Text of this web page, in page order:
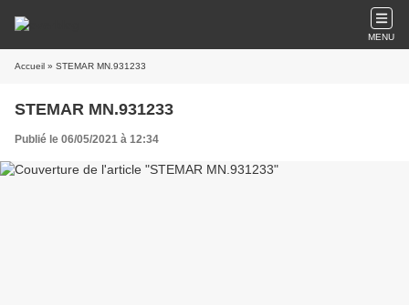
MENU
Accueil » STEMAR MN.931233
STEMAR MN.931233
Publié le 06/05/2021 à 12:34